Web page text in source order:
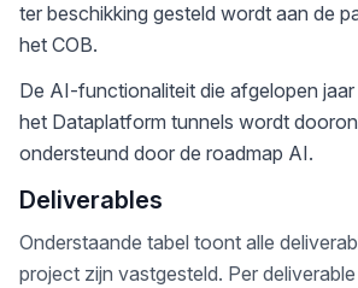
ter beschikking gesteld wordt aan de
het COB.
De AI-functionaliteit die afgelopen
het Dataplatform tunnels wordt
ondersteund door de roadmap AI.
Deliverables
Onderstaande tabel toont alle
project zijn vastgesteld. Per